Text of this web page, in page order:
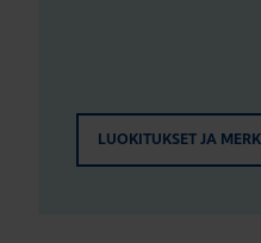
LUOKITUKSET JA